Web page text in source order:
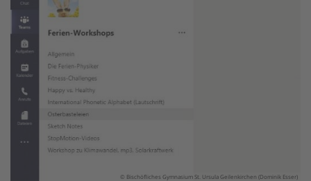
© Bischöfliches Gymnasium St. Ursula Geilenkirchen (Dominik Esser)